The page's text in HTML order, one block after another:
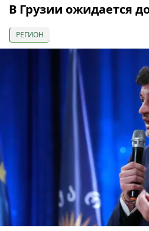
В Грузии ожидается
РЕГИОН